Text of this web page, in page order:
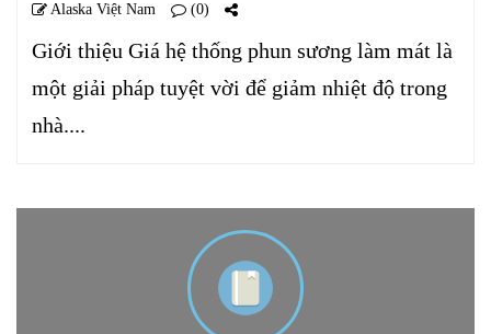
Alaska Việt Nam (0)
Giới thiệu Giá hệ thống phun sương làm mát là
một giải pháp tuyệt vời để giảm nhiệt độ trong
nhà....